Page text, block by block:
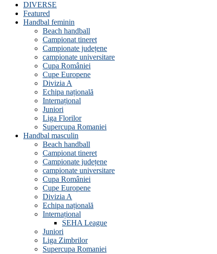
DIVERSE
Featured
Handbal feminin
Beach handball
Campionat tineret
Campionate județene
campionate universitare
Cupa României
Cupe Europene
Divizia A
Echipa națională
Internațional
Juniori
Liga Florilor
Supercupa Romaniei
Handbal masculin
Beach handball
Campionat tineret
Campionate județene
campionate universitare
Cupa României
Cupe Europene
Divizia A
Echipa națională
Internațional
SEHA League
Juniori
Liga Zimbrilor
Supercupa Romaniei